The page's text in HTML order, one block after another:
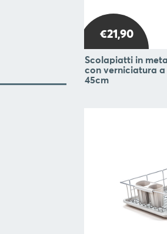
€21,90
Scolapiatti in
con verniciatura
45cm